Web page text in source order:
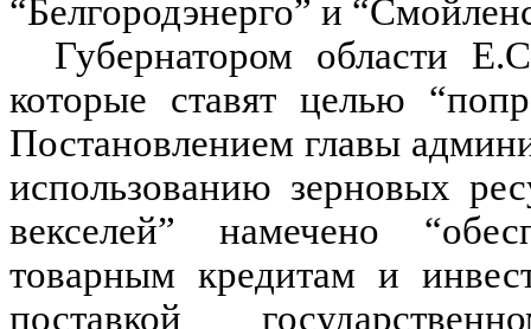
“Белгородэнерго” и
Губернатором области
которые ставят целью
Постановлением главы
использованию зерновых
векселей” намечено
товарным кредитам и
поставкой